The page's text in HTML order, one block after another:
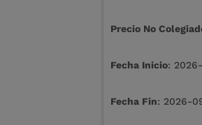
Precio No
Fecha Inicio:
Fecha Fin: 2026-